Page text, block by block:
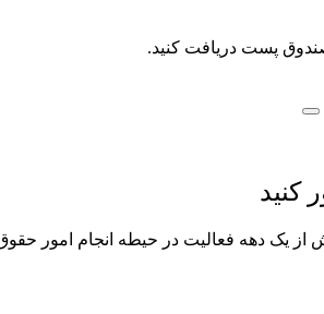
پست دریافت کنید.
کنید
دهه فعالیت در حیطه انجام امور حقوق